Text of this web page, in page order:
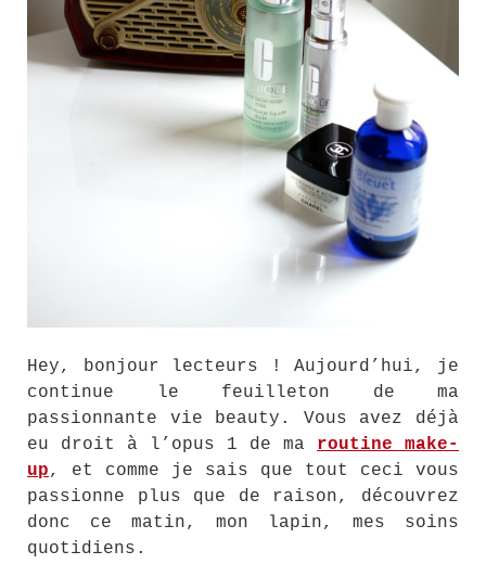
Hey, bonjour lecteurs ! Aujourd’hui, je
continue le feuilleton de ma
passionnante vie beauty. Vous avez déjà
eu droit à l’opus 1 de ma routine make-
up, et comme je sais que tout ceci vous
passionne plus que de raison, découvrez
donc ce matin, mon lapin, mes soins
quotidiens.